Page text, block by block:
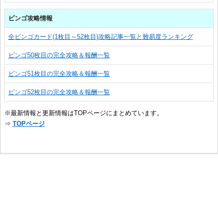
ビンゴ攻略情報
全ビンゴカード(1枚目～52枚目)攻略記事一覧と難易度ランキング
ビンゴ50枚目の完全攻略＆報酬一覧
ビンゴ51枚目の完全攻略＆報酬一覧
ビンゴ52枚目の完全攻略＆報酬一覧
※最新情報と更新情報はTOPページにまとめています。
⇒ TOPページ